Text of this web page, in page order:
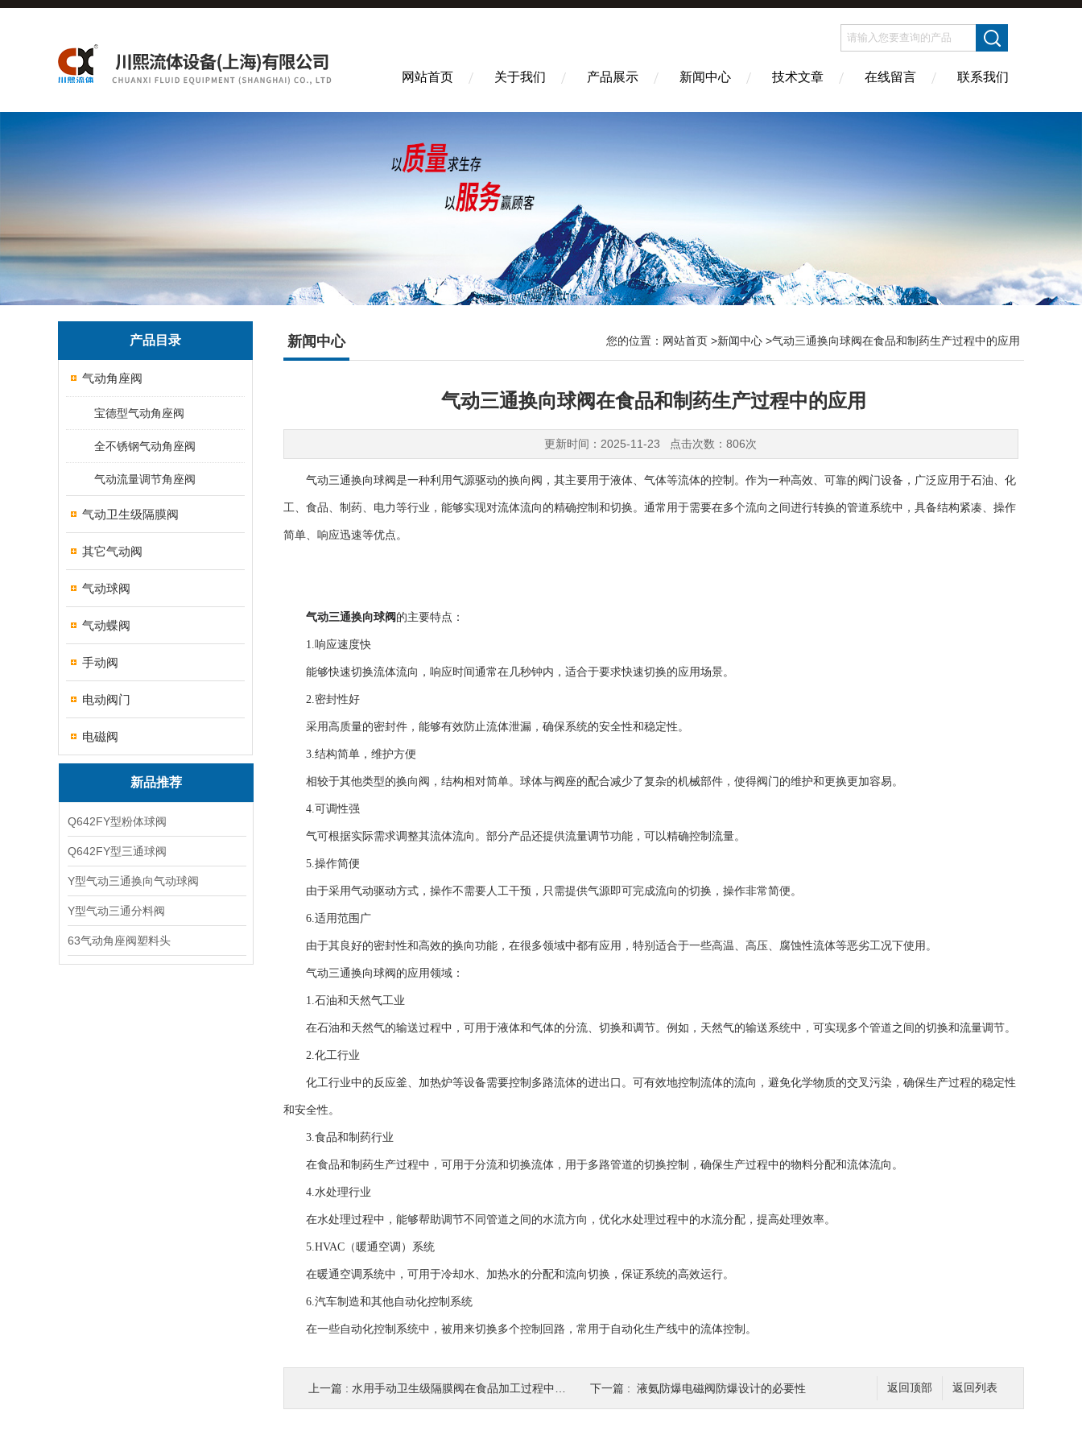
网站首页 关于我们 产品展示 新闻中心 技术文章 在线留言 联系我们
产品目录
气动角座阀
宝德型气动角座阀
全不锈钢气动角座阀
气动流量调节角座阀
气动卫生级隔膜阀
其它气动阀
气动球阀
气动蝶阀
手动阀
电动阀门
电磁阀
新品推荐
Q642FY型粉体球阀
Q642FY型三通球阀
Y型气动三通换向气动球阀
Y型气动三通分料阀
63气动角座阀塑料头
新闻中心 您的位置： 网站首页 >新闻中心 >气动三通换向球阀在食品和制药生产过程中的应用
气动三通换向球阀在食品和制药生产过程中的应用
更新时间：2025-11-23 点击次数：806次
气动三通换向球阀是一种利用气源驱动的换向阀，其主要用于液体、气体等流体的控制。作为一种高效、可靠的阀门设备，广泛应用于石油、化
工、食品、制药、电力等行业，能够实现对流体流向的精确控制和切换。通常用于需要在多个流向之间进行转换的管道系统中，具备结构紧凑、操作
简单、响应迅速等优点。
气动三通换向球阀 的主要特点：
1.响应速度快
能够快速切换流体流向，响应时间通常在几秒钟内，适合于要求快速切换的应用场景。
2.密封性好
采用高质量的密封件，能够有效防止流体泄漏，确保系统的安全性和稳定性。
3.结构简单，维护方便
相较于其他类型的换向阀，结构相对简单。球体与阀座的配合减少了复杂的机械部件，使得阀门的维护和更换更加容易。
4.可调性强
气可根据实际需求调整其流体流向。部分产品还提供流量调节功能，可以精确控制流量。
5.操作简便
由于采用气动驱动方式，操作不需要人工干预，只需提供气源即可完成流向的切换，操作非常简便。
6.适用范围广
由于其良好的密封性和高效的换向功能，在很多领域中都有应用，特别适合于一些高温、高压、腐蚀性流体等恶劣工况下使用。
气动三通换向球阀的应用领域：
1.石油和天然气工业
在石油和天然气的输送过程中，可用于液体和气体的分流、切换和调节。例如，天然气的输送系统中，可实现多个管道之间的切换和流量调节。
2.化工行业
化工行业中的反应釜、加热炉等设备需要控制多路流体的进出口。可有效地控制流体的流向，避免化学物质的交叉污染，确保生产过程的稳定性
和安全性。
3.食品和制药行业
在食品和制药生产过程中，可用于分流和切换流体，用于多路管道的切换控制，确保生产过程中的物料分配和流体流向。
4.水处理行业
在水处理过程中，能够帮助调节不同管道之间的水流方向，优化水处理过程中的水流分配，提高处理效率。
5.HVAC（暖通空调）系统
在暖通空调系统中，可用于冷却水、加热水的分配和流向切换，保证系统的高效运行。
6.汽车制造和其他自动化控制系统
在一些自动化控制系统中，被用来切换多个控制回路，常用于自动化生产线中的流体控制。
返回列表
返回顶部
上一篇 : 水用手动卫生级隔膜阀在食品加工过程中的应用 下一篇 : 液氨防爆电磁阀防爆设计的必要性